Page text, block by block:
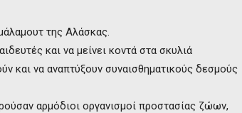
της Αλάσκας.
και να μείνει κοντά στα σκυλιά
και να αναπτύξουν συναισθηματικούς δεσμούς
αρμόδιοι οργανισμοί προστασίας ζώων,